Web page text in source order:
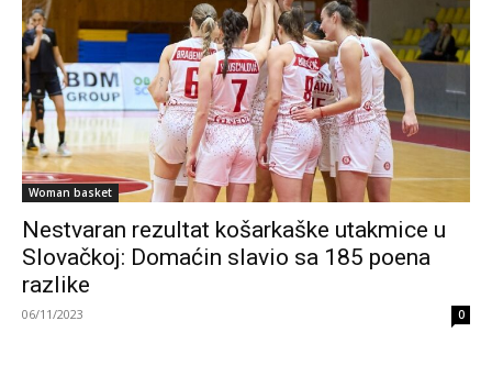
Woman basket
Nestvaran rezultat košarkaške utakmice u
Slovačkoj: Domaćin slavio sa 185 poena
razlike
06/11/2023 0